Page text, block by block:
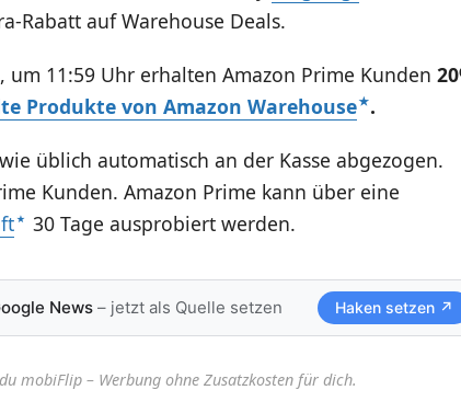
Rabatt auf Warehouse Deals.
um 11:59 Uhr erhalten Amazon Prime Kunden
Produkte von Amazon Warehouse .
üblich automatisch an der Kasse abgezogen.
Kunden. Amazon Prime kann über eine
30 Tage ausprobiert werden.
News– jetzt als Quelle setzen Haken setzen ↗
mobiFlip – Werbung ohne Zusatzkosten für dich.